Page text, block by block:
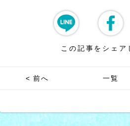
この記事をシェア
< 前へ 一覧